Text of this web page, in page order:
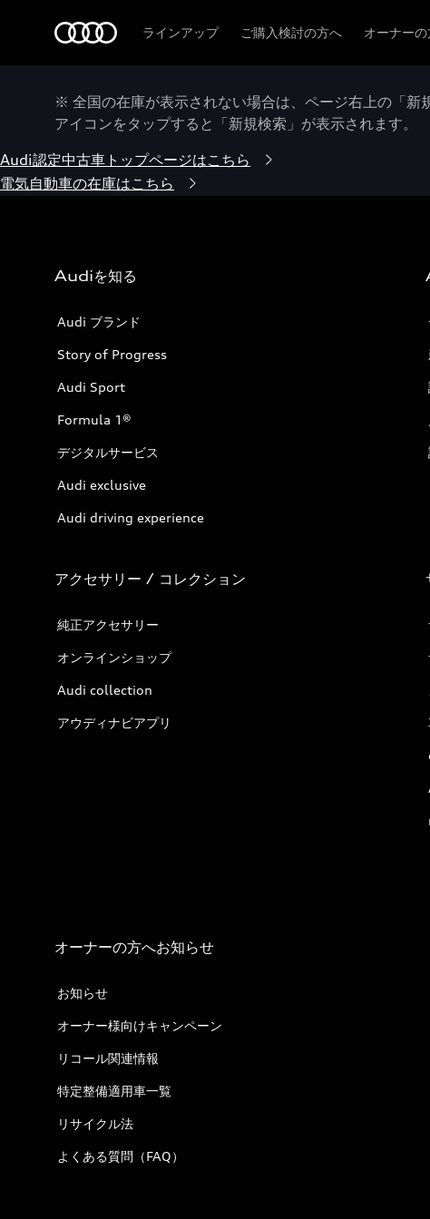
ラインアップ ご購入検討の方へ オーナー
※ 全国の在庫が表示されない場合は、ページ右上の「新
アイコンをタップすると「新規検索」が表示されます。
Audi認定中古車トップページはこちら
電気自動車の在庫はこちら
Audiを知る
Audi ブランド
Story of Progress
Audi Sport
Formula 1®
デジタルサービス
Audi exclusive
Audi driving experience
アクセサリー / コレクション
純正アクセサリー
オンラインショップ
Audi collection
アウディナビアプリ
オーナーの方へお知らせ
お知らせ
オーナー様向けキャンペーン
リコール関連情報
特定整備適用車一覧
リサイクル法
よくある質問（FAQ）